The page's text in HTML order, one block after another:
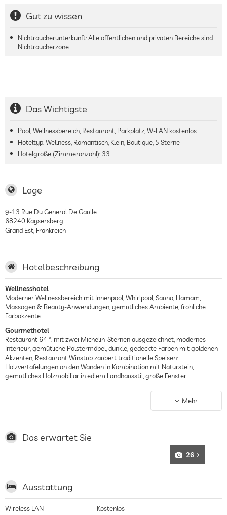
Gut zu wissen
Nichtraucherunterkunft: Alle öffentlichen und privaten Bereiche sind
Nichtraucherzone
Das Wichtigste
Pool, Wellnessbereich, Restaurant, Parkplatz, W-LAN kostenlos
Hoteltyp: Wellness, Romantisch, Klein, Boutique, 5 Sterne
Hotelgröße (Zimmeranzahl): 33
Lage
9-13 Rue Du General De Gaulle
68240 Kaysersberg
Grand Est Frankreich
Hotelbeschreibung
Wellnesshotel
Moderner Wellnessbereich mit Innenpool, Whirlpool, Sauna, Hamam,
Massagen & Beauty-Anwendungen, gemütliches Ambiente, fröhliche
Farbakzente
Gourmethotel
Restaurant 64 °: mit zwei Michelin-Sternen ausgezeichnet, modernes
Interieur, gemütliche Polstermöbel, dunkle, gedeckte Farben mit goldenen
Akzenten, Restaurant Winstub zaubert traditionelle Speisen:
Holzvertäfelungen an den Wänden in Kombination mit Naturstein,
gemütliches Holzmobiliar in edlem Landhausstil, große Fenster
Romantisches Ambiente, Candle-Light Dinner, Suiten mit privatem
Mehr
Das erwartet Sie
26
Ausstattung
Wireless LAN Kostenlos